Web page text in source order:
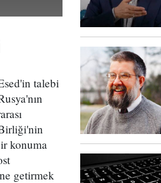
talebi
konuma
getirmek